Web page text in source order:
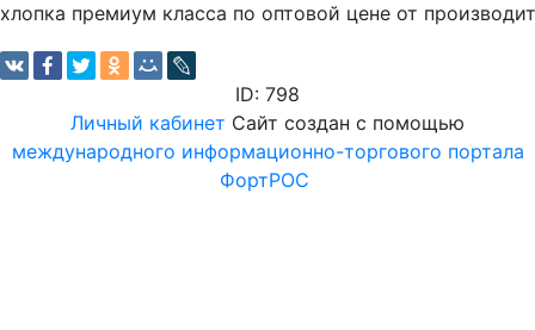
хлопка премиум класса по оптовой цене от
ID: 798
Личный кабинет Сайт создан с помощью
международного информационно-торгового портала
ФортРОС